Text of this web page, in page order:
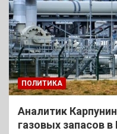
ПОЛИТИКА
Аналитик
газовых запасов